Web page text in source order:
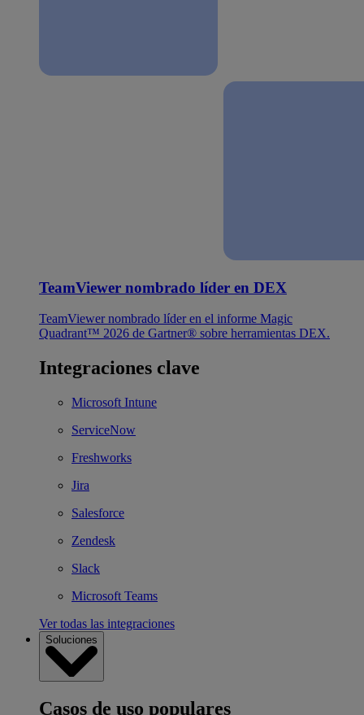
TeamViewer nombrado líder en DEX
TeamViewer nombrado líder en el informe Magic
Quadrant™ 2026 de Gartner® sobre herramientas DEX.
Integraciones clave
Microsoft Intune
ServiceNow
Freshworks
Jira
Salesforce
Zendesk
Slack
Microsoft Teams
Ver todas las integraciones
Soluciones
Casos de uso populares